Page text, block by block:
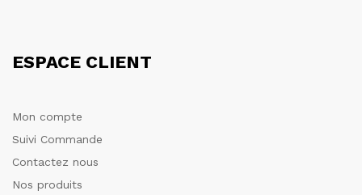
ESPACE CLIENT
Mon compte
Suivi Commande
Contactez nous
Nos produits